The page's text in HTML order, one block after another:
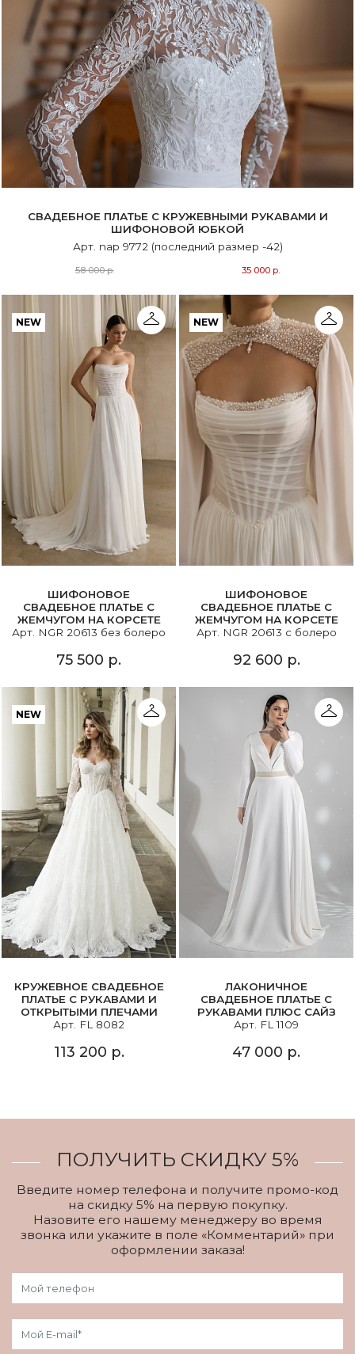
СВАДЕБНОЕ ПЛАТЬЕ С КРУЖЕВНЫМИ РУКАВАМИ И
ШИФОНОВОЙ ЮБКОЙ
Арт. nap 9772 (последний размер -42)
58 000 р. 35 000 р.
NEW
ШИФОНОВОЕ
СВАДЕБНОЕ ПЛАТЬЕ С
ЖЕМЧУГОМ НА КОРСЕТЕ
Арт. NGR 20613 без болеро
75 500 р.
NEW
ШИФОНОВОЕ
СВАДЕБНОЕ ПЛАТЬЕ С
ЖЕМЧУГОМ НА КОРСЕТЕ
Арт. NGR 20613 с болеро
92 600 р.
NEW
КРУЖЕВНОЕ СВАДЕБНОЕ
ПЛАТЬЕ С РУКАВАМИ И
ОТКРЫТЫМИ ПЛЕЧАМИ
Арт. FL 8082
113 200 р.
ЛАКОНИЧНОЕ
СВАДЕБНОЕ ПЛАТЬЕ С
РУКАВАМИ ПЛЮС САЙЗ
Арт. FL 1109
47 000 р.
ПОЛУЧИТЬ СКИДКУ 5%
Введите номер телефона и получите промо-код
на скидку 5% на первую покупку.
Назовите его нашему менеджеру во время
звонка или укажите в поле «Комментарий» при
оформлении заказа!